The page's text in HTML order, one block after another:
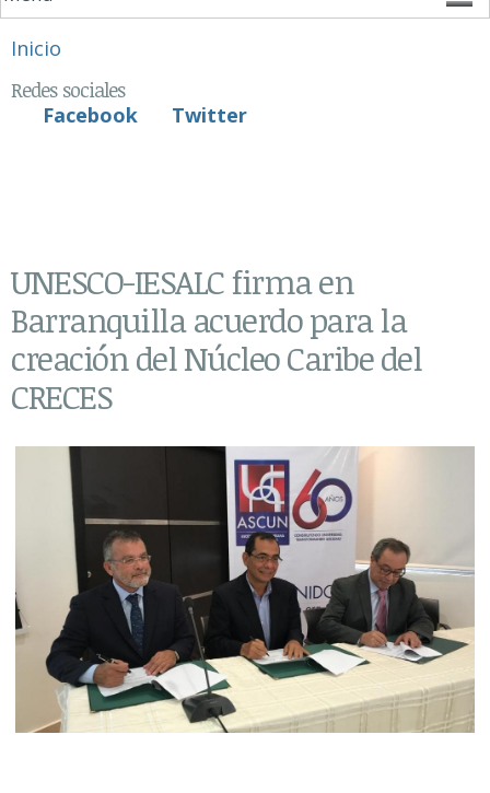
Se encuentra usted aquí
Inicio
Redes sociales
Facebook
Twitter
UNESCO-IESALC firma en
Barranquilla acuerdo para la
creación del Núcleo Caribe del
CRECES